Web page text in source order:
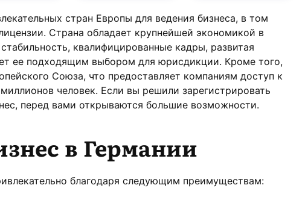
стран Европы для ведения бизнеса, в том
Страна обладает крупнейшей экономикой в
квалифицированные кадры, развитая
ее подходящим выбором для юрисдикции. Кроме того,
Союза, что предоставляет компаниям доступ к
человек. Если вы решили зарегистрировать
перед вами открываются большие возможности.
в Германии
благодаря следующим преимуществам: